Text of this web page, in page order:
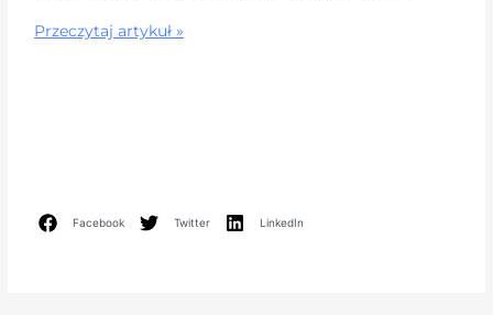
Przeczytaj artykuł »
Facebook Twitter LinkedIn